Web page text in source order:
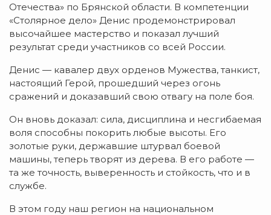
Отечества» по Брянской области. В компетенции
«Столярное дело» Денис продемонстрировал
высочайшее мастерство и показал лучший
результат среди участников со всей России.
Денис — кавалер двух орденов Мужества, танкист,
настоящий Герой, прошедший через огонь
сражений и доказавший свою отвагу на поле боя.
Он вновь доказал: сила, дисциплина и несгибаемая
воля способны покорить любые высоты. Его
золотые руки, державшие штурвал боевой
машины, теперь творят из дерева. В его работе —
та же точность, выверенность и стойкость, что и в
службе.
В этом году наш регион на национальном